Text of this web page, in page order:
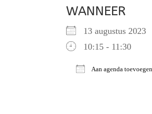
WANNEER
13 augustus 2023
10:15 - 11:30
Aan agenda toevoegen